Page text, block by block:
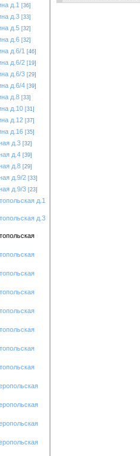
д.1 [36]
д.3 [33]
д.5 [32]
д.6 [32]
д.6/1 [46]
д.6/2 [19]
д.6/3 [29]
д.6/4 [39]
д.8 [33]
д.10 [31]
д.12 [37]
д.16 [35]
д.3 [32]
д.4 [39]
д.8 [29]
д.9/2 [33]
д.9/3 [23]
д.1
д.3